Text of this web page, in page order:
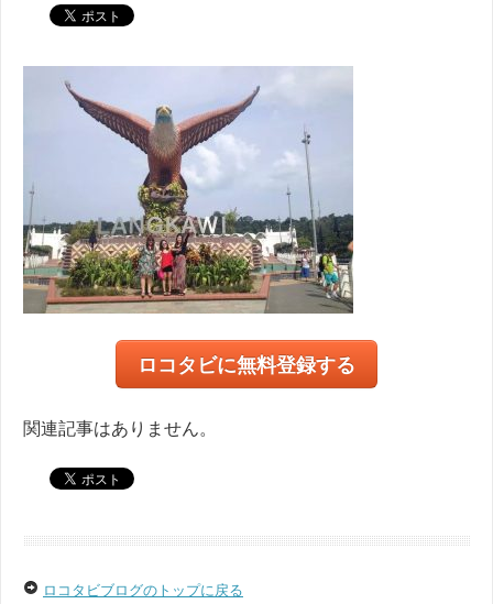
ロコタビに無料登録する
関連記事はありません。
ロコタビブログのトップに戻る